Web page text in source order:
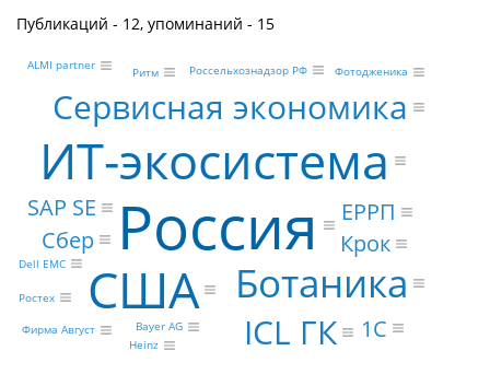
Публикаций - 12, упоминаний - 15
Россия
ИТ-экосистема
США
Ботаника
ICL ГК
Сервисная экономика
SAP SE
Сбер
1С
Крок
ЕРРП
Dell EMC
Фирма Август Bayer AG
Ростех
Фотодженика
Heinz
Россельхознадзор РФ
Ритм
ALMI partner